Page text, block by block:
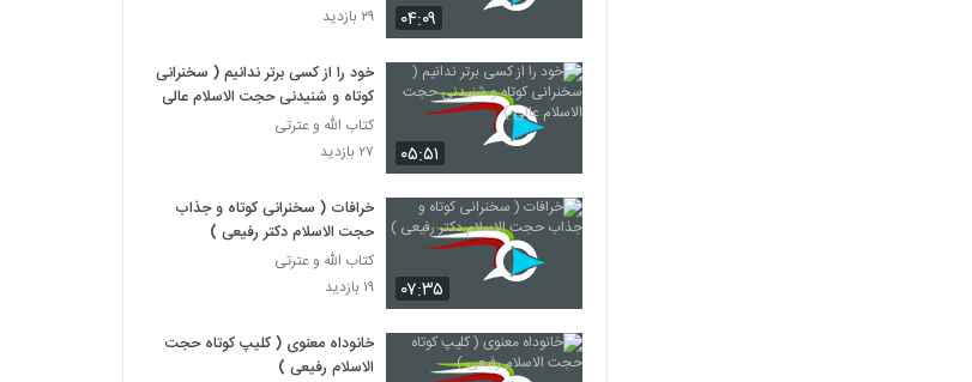
۰۴:۰۹
۲۹ بازدید
۰۵:۵۱
خود را از کسی برتر ندانیم ( سخنرانی
کوتاه و شنیدنی حجت الاسلام عالی )
کتاب الله و عترتی
۲۷ بازدید
۰۷:۳۵
خرافات ( سخنرانی کوتاه و جذاب
حجت الاسلام دکتر رفیعی )
کتاب الله و عترتی
۱۹ بازدید
خانوداه معنوی ( کلیپ کوتاه حجت
الاسلام رفیعی )